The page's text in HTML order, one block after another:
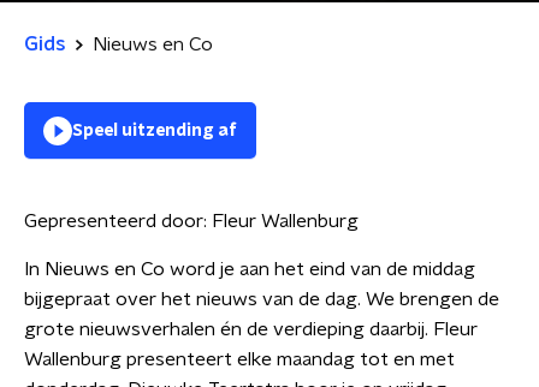
Gids Nieuws en Co
Speel uitzending af
Gepresenteerd door: Fleur Wallenburg
In Nieuws en Co word je aan het eind van de middag
bijgepraat over het nieuws van de dag. We brengen de
grote nieuwsverhalen én de verdieping daarbij. Fleur
Wallenburg presenteert elke maandag tot en met